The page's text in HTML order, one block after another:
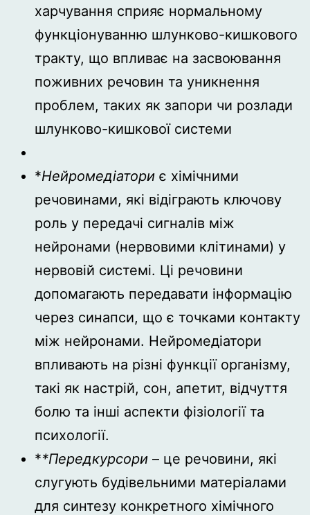
харчування сприяє нормальному
функціонуванню шлунково-кишкового
тракту, що впливає на засвоювання
поживних речовин та уникнення
проблем, таких як запори чи розлади
шлунково-кишкової системи
*Нейромедіатори є хімічними
речовинами, які відіграють ключову
роль у передачі сигналів між
нейронами (нервовими клітинами) у
нервовій системі. Ці речовини
допомагають передавати інформацію
через синапси, що є точками контакту
між нейронами. Нейромедіатори
впливають на різні функції організму,
такі як настрій, сон, апетит, відчуття
болю та інші аспекти фізіології та
психології.
**Передкурсори – це речовини, які
слугують будівельними матеріалами
для синтезу конкретного хімічного